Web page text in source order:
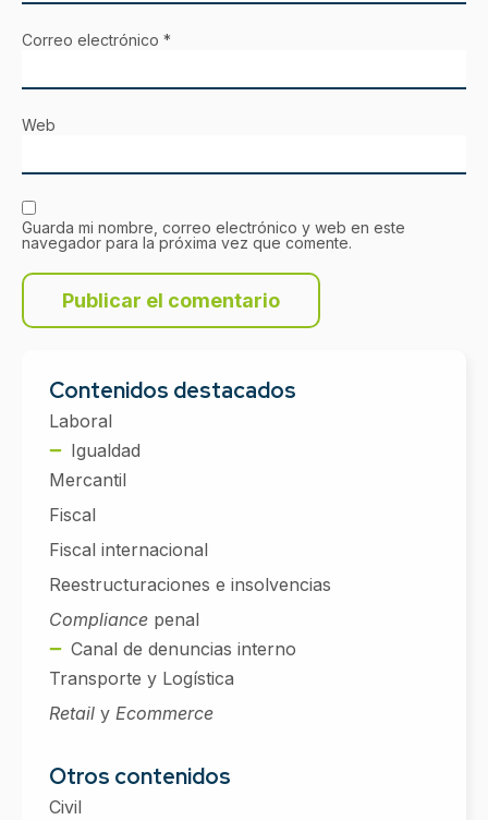
Correo electrónico *
Web
Guarda mi nombre, correo electrónico y web en este
navegador para la próxima vez que comente.
Contenidos destacados
Laboral
Igualdad
Mercantil
Fiscal
Fiscal internacional
Reestructuraciones e insolvencias
Compliance penal
Canal de denuncias interno
Transporte y Logística
Retail y Ecommerce
Otros contenidos
Civil